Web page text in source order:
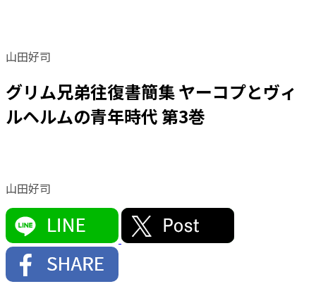
山田好司
グリム兄弟往復書簡集 ヤーコプとヴィ
ルヘルムの青年時代 第3巻
山田好司